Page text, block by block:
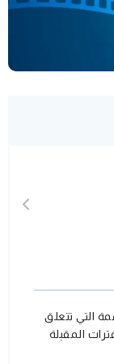
التي تتعلق
المقبلة